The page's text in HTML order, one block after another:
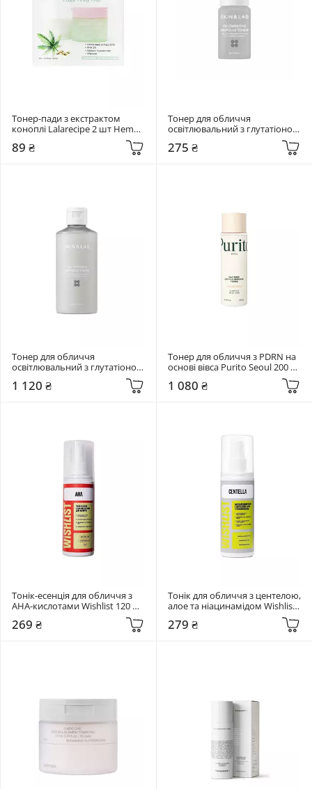
Тонер-пади з екстрактом
коноплі Lalarecipe 2 шт Hemp
89 ₴
Тонер для обличчя
освітлювальний з глутатіоном
Skin&Lab 15 мл Glutathione
Ampoule Toner
275 ₴
Тонер для обличчя
освітлювальний з глутатіоном
Skin&Lab 200 мл Glutathione
Ampoule Toner
1 120 ₴
Тонер для обличчя з PDRN на
основі вівса Purito Seoul 200
мл Oat PDRN Gentle Refining
Toner
1 080 ₴
Тонік-есенція для обличчя з
AHA-кислотами Wishlist 120 мл
269 ₴
Тонік для обличчя з центелою,
алое та ніацинамідом Wishlist
279 ₴